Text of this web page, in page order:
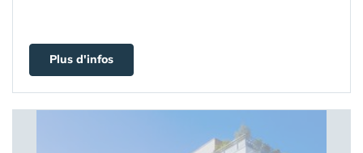
Plus d'infos